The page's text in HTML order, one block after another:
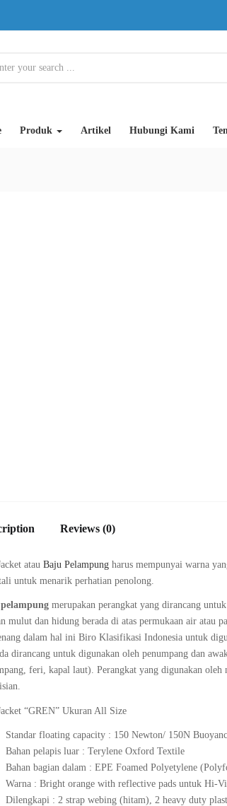
Produk Artikel Hubungi Kami
Reviews (0)
atau Baju Pelampung harus mempunyai warna
untuk menarik perhatian penolong.
merupakan perangkat yang dirancang
mulut dan hidung berada di atas permukaan air atau
dalam hal ini Biro Klasifikasi Indonesia untuk
dirancang untuk digunakan oleh penumpang dan
feri, kapal laut). Perangkat yang digunakan
“GREN” Ukuran All Size
Standar floating capacity : 150 Newton/ 150N
Bahan pelapis luar : Terylene Oxford Textile
Bahan bagian dalam : EPE Foamed Polyetylene
Warna : Bright orange with reflective pads untuk Hi-
Dilengkapi : 2 strap webing (hitam), 2 heavy duty